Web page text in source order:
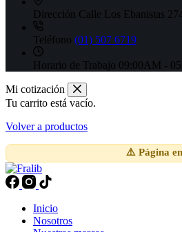
Dirección Calle Los Ebanistas
Teléfono (01) 507 6719
Horario de Trabajo 09:00AM -
Mi cotización
Tu carrito está vacío.
Volver a productos
⚠️ Página
Inicio
Nosotros